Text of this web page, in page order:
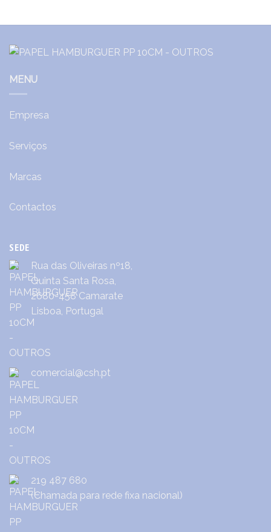
MENU
Empresa
Serviços
Marcas
Contactos
SEDE
Rua das Oliveiras nº18,
Quinta Santa Rosa,
2680-458 Camarate
Lisboa, Portugal
comercial@csh.pt
219 487 680
(Chamada para rede fixa nacional)